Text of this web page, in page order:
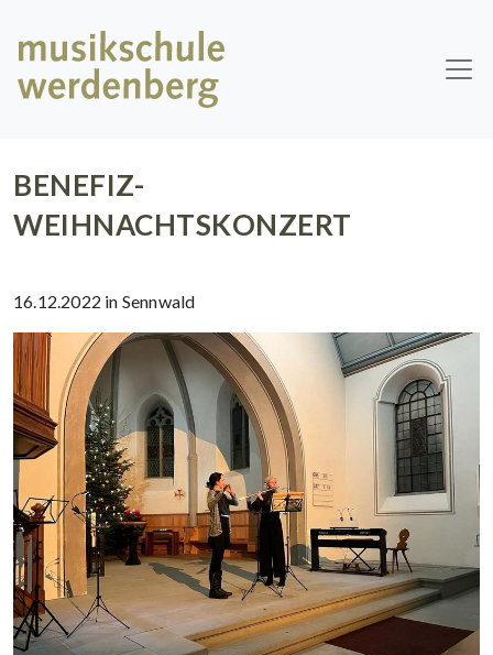
BENEFIZ-
WEIHNACHTSKONZERT
16.12.2022 in Sennwald